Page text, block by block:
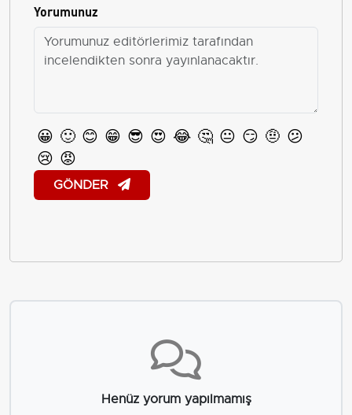
Yorumunuz
😀 🙂 😊 😁 😎 😍 😂 🤔 😐 😏 🤨 😕
😢 😡
GÖNDER
Henüz yorum yapılmamış